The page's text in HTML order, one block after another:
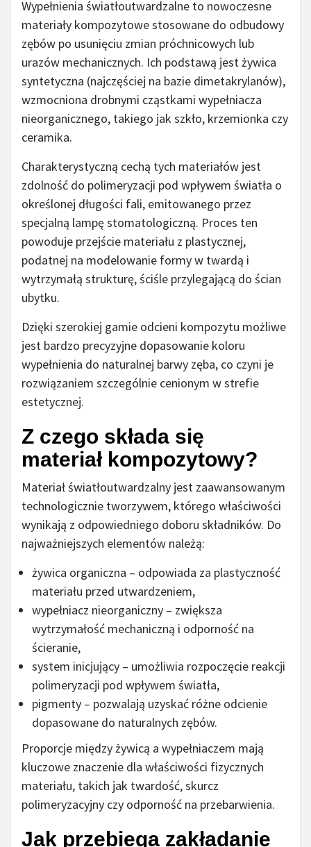
Wypełnienia światłoutwardzalne to nowoczesne
materiały kompozytowe stosowane do odbudowy
zębów po usunięciu zmian próchnicowych lub
urazów mechanicznych. Ich podstawą jest żywica
syntetyczna (najczęściej na bazie dimetakrylanów),
wzmocniona drobnymi cząstkami wypełniacza
nieorganicznego, takiego jak szkło, krzemionka czy
ceramika.
Charakterystyczną cechą tych materiałów jest
zdolność do polimeryzacji pod wpływem światła o
określonej długości fali, emitowanego przez
specjalną lampę stomatologiczną. Proces ten
powoduje przejście materiału z plastycznej,
podatnej na modelowanie formy w twardą i
wytrzymałą strukturę, ściśle przylegającą do ścian
ubytku.
Dzięki szerokiej gamie odcieni kompozytu możliwe
jest bardzo precyzyjne dopasowanie koloru
wypełnienia do naturalnej barwy zęba, co czyni je
rozwiązaniem szczególnie cenionym w strefie
estetycznej.
Z czego składa się
materiał kompozytowy?
Materiał światłoutwardzalny jest zaawansowanym
technologicznie tworzywem, którego właściwości
wynikają z odpowiedniego doboru składników. Do
najważniejszych elementów należą:
żywica organiczna – odpowiada za plastyczność
materiału przed utwardzeniem,
wypełniacz nieorganiczny – zwiększa
wytrzymałość mechaniczną i odporność na
ścieranie,
system inicjujący – umożliwia rozpoczęcie reakcji
polimeryzacji pod wpływem światła,
pigmenty – pozwalają uzyskać różne odcienie
dopasowane do naturalnych zębów.
Proporcje między żywicą a wypełniaczem mają
kluczowe znaczenie dla właściwości fizycznych
materiału, takich jak twardość, skurcz
polimeryzacyjny czy odporność na przebarwienia.
Jak przebiega zakładanie